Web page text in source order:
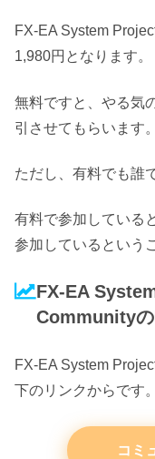
FX-EA System
1,980円 となります。
無料ですと、やる気
引させてもらいます。
ただし、有料でも誰
有料で参加している
参加しているという
FX-EA
Community
FX-EA System
下のリンクからです。
コミ